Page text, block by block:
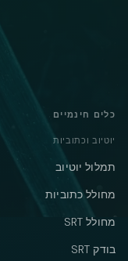
כלים חינמיים
יוטיוב וכתוביות
תמלול יוטיוב
מחולל כתוביות
מחולל SRT
בודק SRT